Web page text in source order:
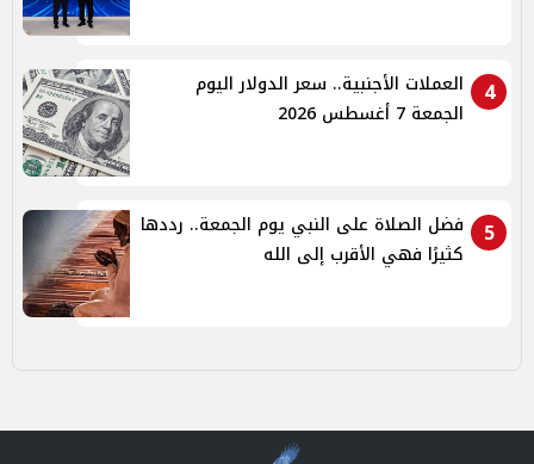
4
العملات الأجنبية.. سعر الدولار اليوم
الجمعة 7 أغسطس 2026
5
فضل الصلاة على النبي يوم الجمعة.. رددها
كثيرًا فهي الأقرب إلى الله